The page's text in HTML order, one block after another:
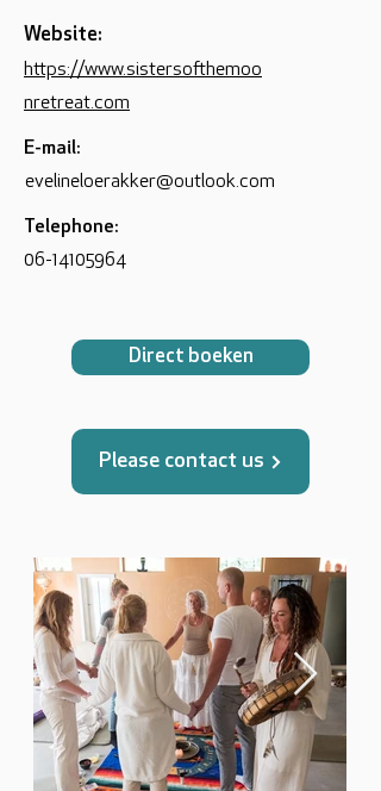
Website:
https://www.sistersofthemoo
nretreat.com
E-mail:
evelineloerakker@outlook.com
Telephone:
06-14105964
Direct boeken
Please contact us